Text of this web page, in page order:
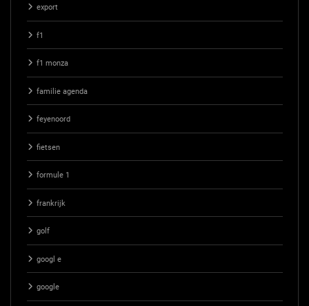
export
f1
f1 monza
familie agenda
feyenoord
fietsen
formule 1
frankrijk
golf
googl e
google